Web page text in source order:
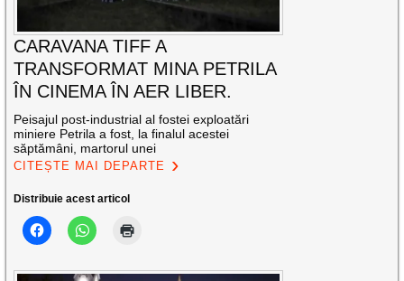
CARAVANA TIFF A
TRANSFORMAT MINA PETRILA
ÎN CINEMA ÎN AER LIBER.
Peisajul post-industrial al fostei exploatări
miniere Petrila a fost, la finalul acestei
săptămâni, martorul unei
CITEȘTE MAI DEPARTE
Distribuie acest articol